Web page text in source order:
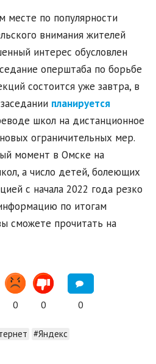
месте по популярности
внимания жителей
интерес обусловлен
оперштаба по борьбе
состоится уже завтра, в
планируется
школ на дистанционное
ограничительных мер.
момент в Омске на
а число детей, болеющих
с начала 2022 года резко
по итогам
сможете прочитать на
0 0 0
#Яндекс